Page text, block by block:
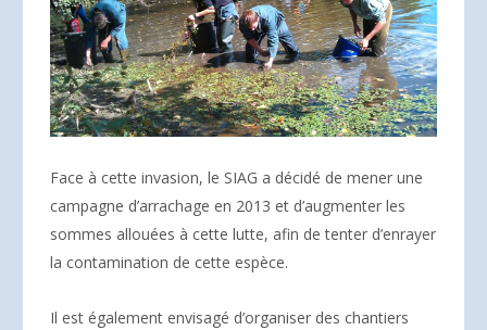
Face à cette invasion, le SIAG a décidé de mener une
campagne d’arrachage en 2013 et d’augmenter les
sommes allouées à cette lutte, afin de tenter d’enrayer
la contamination de cette espèce.
Il est également envisagé d’organiser des chantiers